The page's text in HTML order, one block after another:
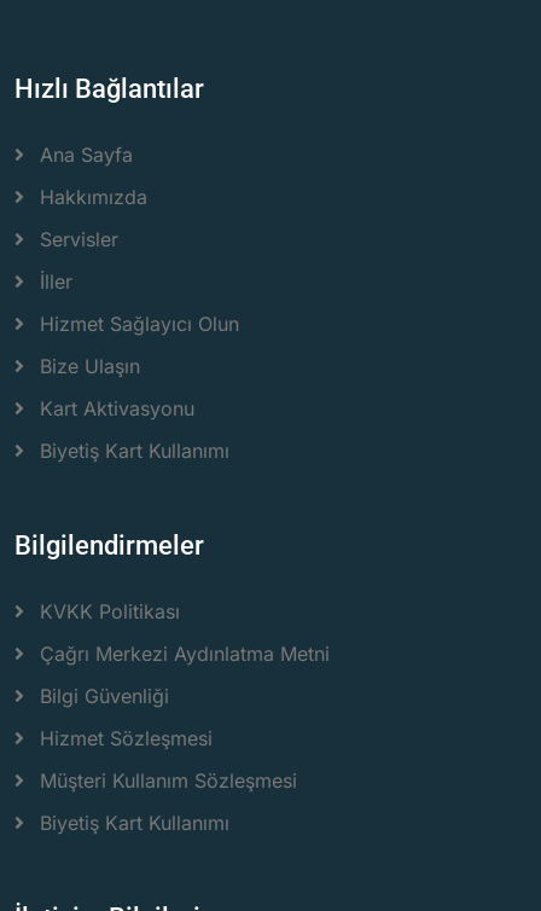
Hızlı Bağlantılar
Ana Sayfa
Hakkımızda
Servisler
İller
Hizmet Sağlayıcı Olun
Bize Ulaşın
Kart Aktivasyonu
Biyetiş Kart Kullanımı
Bilgilendirmeler
KVKK Politikası
Çağrı Merkezi Aydınlatma Metni
Bilgi Güvenliği
Hizmet Sözleşmesi
Müşteri Kullanım Sözleşmesi
Biyetiş Kart Kullanımı